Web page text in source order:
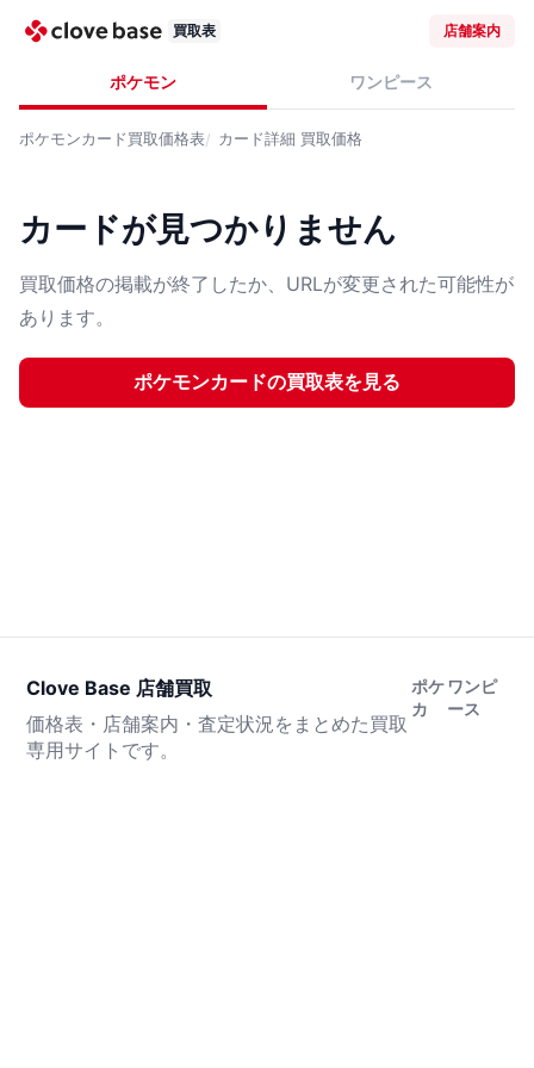
買取表 店舗案内
ポケモン ワンピース
ポケモンカード買取価格表 カード詳細 買取価格
カードが見つかりません
買取価格の掲載が終了したか、URLが変更された可能性が
あります。
ポケモンカードの買取表を見る
Clove Base 店舗買取
価格表・店舗案内・査定状況をまとめた買取
専用サイトです。
ポケ
カ
ワンピ
ース